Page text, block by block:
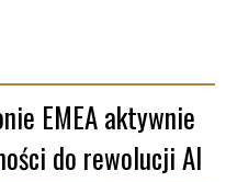
EMEA aktywnie
do rewolucji AI